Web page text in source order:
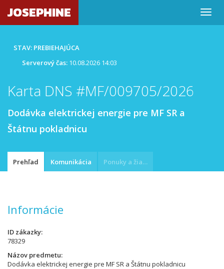
JOSEPHINE
STAV: PREBIEHAJÚCA
Serverový čas: 10.08.2026 14:03
Karta DNS #MF/009705/2026
Dodávka elektrickej energie pre MF SR a
Štátnu pokladnicu
Prehľad Komunikácia Ponuky a žiadosti
Informácie
ID zákazky
78329
Názov predmetu
Dodávka elektrickej energie pre MF SR a Štátnu pokladnicu